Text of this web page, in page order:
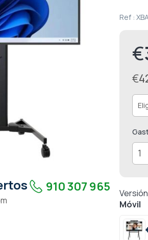
Ref :
€
€
Móvil
910 307 965